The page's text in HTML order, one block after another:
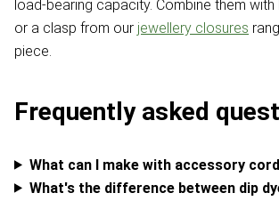
load-bearing capacity. Combine them with
or a clasp from our jewellery closures
piece.
Frequently asked
What can I make with accessory
What's the difference between dip